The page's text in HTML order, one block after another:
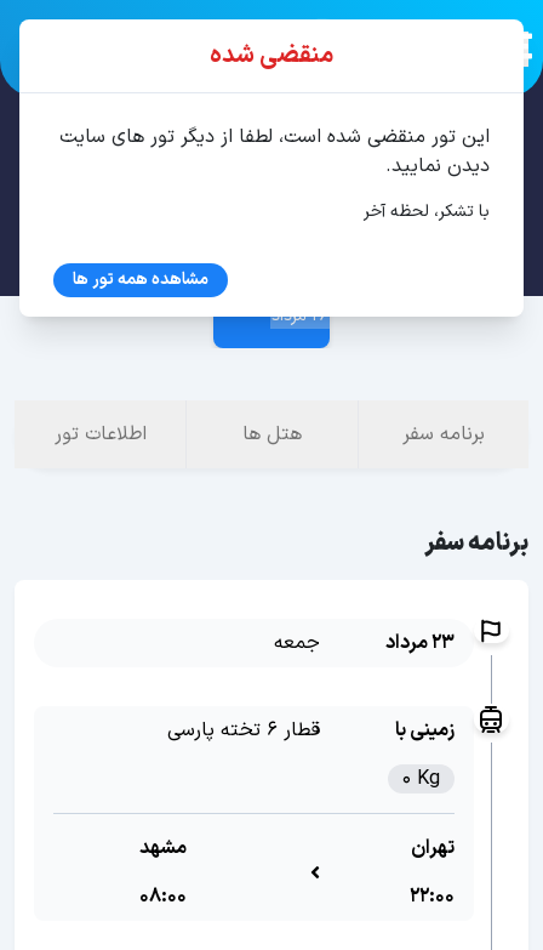
26 مرداد
برنامه سفر هتل ها اطلاعات تور
برنامه سفر
23 مرداد جمعه
زمینی با
قطار 6 تخته پارسی
0 Kg
تهران
22:00
مشهد
08:00
منقضی شده
این تور منقضی شده است، لطفا از دیگر تور های سایت
دیدن نمایید.
با تشکر، لحظه آخر
مشاهده همه تور ها